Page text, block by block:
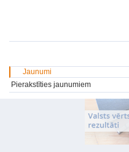
Jaunumi
Pierakstīties jaunumiem